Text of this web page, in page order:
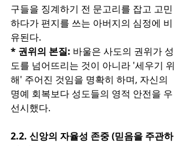
구들을 징계하기 전 문고리를 잡고 고민
하다가 편지를 쓰는 아버지의 심정에 비
유된다.
* 권위의 본질: 바울은 사도의 권위가 성
도를 넘어뜨리는 것이 아니라 '세우기 위
해' 주어진 것임을 명확히 하며, 자신의
명예 회복보다 성도들의 영적 안전을 우
선시했다.
2.2. 신앙의 자율성 존중 (믿음을 주관하